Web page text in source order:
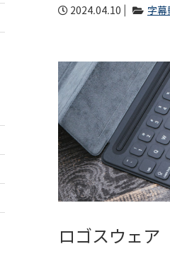
2024.04.10 | 字幕
ロゴスウェ